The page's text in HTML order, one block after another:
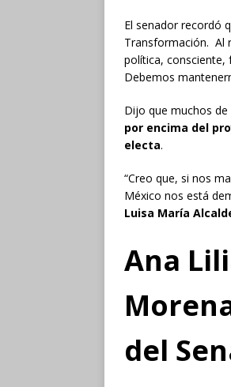
El senador recordó
Transformación. Al
política, consciente,
Debemos
Dijo que muchos de
por encima del
electa.
“Creo que, si nos
México nos está
Luisa María
Ana
del